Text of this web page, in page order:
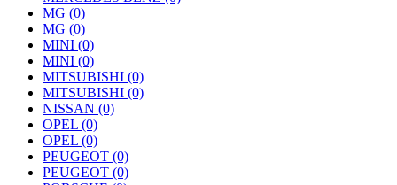
MG (0)
MG (0)
MINI (0)
MINI (0)
MITSUBISHI (0)
MITSUBISHI (0)
NISSAN (0)
OPEL (0)
OPEL (0)
PEUGEOT (0)
PEUGEOT (0)